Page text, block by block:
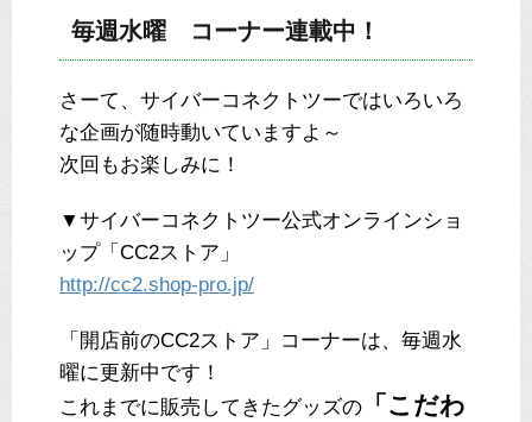
毎週水曜 コーナー連載中！
さーて、サイバーコネクトツーではいろいろ
な企画が随時動いていますよ～
次回もお楽しみに！
▼サイバーコネクトツー公式オンラインショ
ップ「CC2ストア」
http://cc2.shop-pro.jp/
「開店前のCC2ストア」コーナーは、毎週水
曜に更新中です！
これまでに販売してきたグッズの
「こだわ